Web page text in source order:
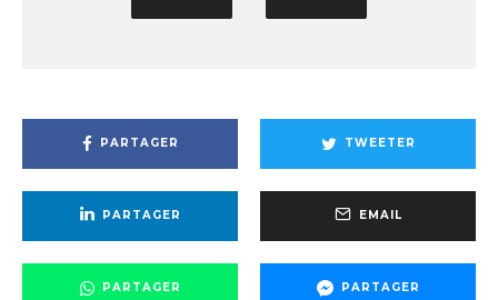
PARTAGER TWEETER
PARTAGER EMAIL
PARTAGER PARTAGER